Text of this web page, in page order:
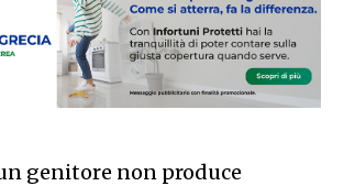
un genitore non produce